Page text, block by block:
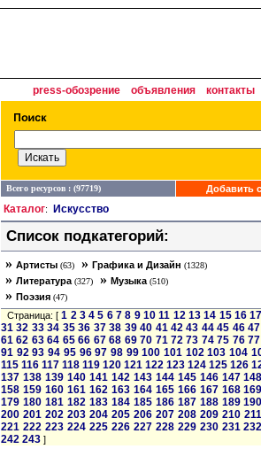
press-обозрение объявления контакты
Всего ресурсов : (97719) Добавить
Каталог: Искусство
Список подкатегорий:
» Артисты (63) » Графика и Дизайн (1328)
» Литература (327) » Музыка (510)
» Поэзия (47)
Страница: [1 2 3 4 5 6 7 8 9 10 11 12 13 14 15 16
31 32 33 34 35 36 37 38 39 40 41 42 43 44 45 46 47
61 62 63 64 65 66 67 68 69 70 71 72 73 74 75 76 77
91 92 93 94 95 96 97 98 99 100 101 102 103 104
115 116 117 118 119 120 121 122 123 124 125 126
137 138 139 140 141 142 143 144 145 146 147
158 159 160 161 162 163 164 165 166 167 168
179 180 181 182 183 184 185 186 187 188 189
200 201 202 203 204 205 206 207 208 209 210 211
221 222 223 224 225 226 227 228 229 230 231
242 243 ]